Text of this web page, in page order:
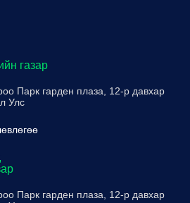
газар
Парк гарден плаза, 12-р давхар
Улс
Парк гарден плаза, 12-р давхар